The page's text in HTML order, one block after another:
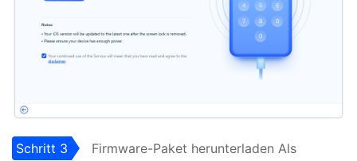
Schritt 3
Firmware-Paket herunterladen Als